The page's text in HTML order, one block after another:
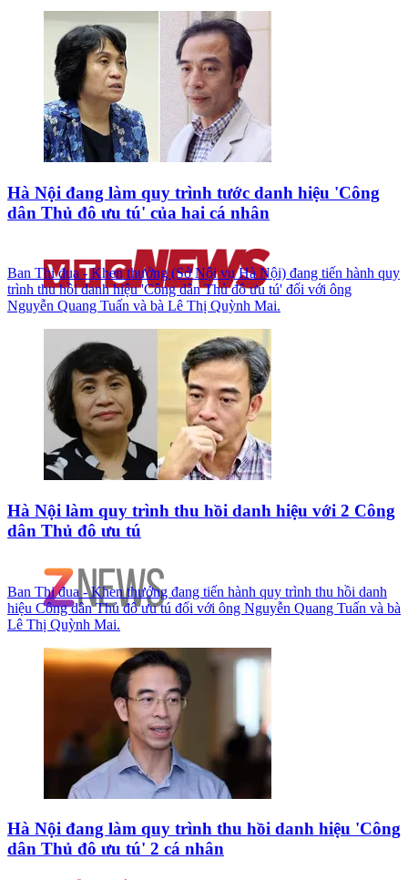
Hà Nội đang làm quy trình tước danh hiệu 'Công
dân Thủ đô ưu tú' của hai cá nhân
Ban Thi đua - Khen thưởng (Sở Nội vụ Hà Nội) đang tiến hành quy
trình thu hồi danh hiệu 'Công dân Thủ đô ưu tú' đối với ông
Nguyễn Quang Tuấn và bà Lê Thị Quỳnh Mai.
Hà Nội làm quy trình thu hồi danh hiệu với 2 Công
dân Thủ đô ưu tú
Ban Thi đua - Khen thưởng đang tiến hành quy trình thu hồi danh
hiệu Công dân Thủ đô ưu tú đối với ông Nguyễn Quang Tuấn và bà
Lê Thị Quỳnh Mai.
Hà Nội đang làm quy trình thu hồi danh hiệu 'Công
dân Thủ đô ưu tú' 2 cá nhân